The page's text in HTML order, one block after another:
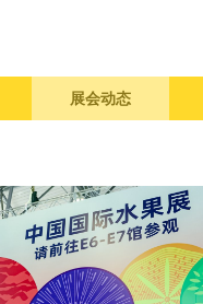
展会动态